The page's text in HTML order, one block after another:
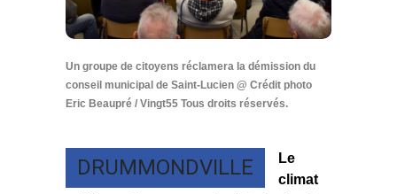
Un groupe de citoyens réclamera la démission du
conseil municipal de Saint-Lucien @ Crédit photo
Eric Beaupré / Vingt55 Tous droits réservés.
DRUMMONDVILLE
Le
climat